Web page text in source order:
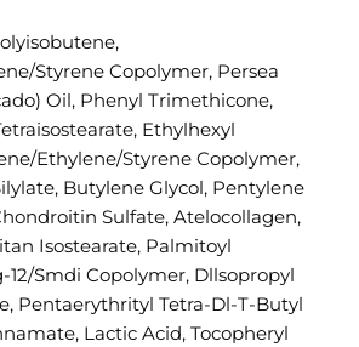
Styrene Copolymer, Persea
Oil, Phenyl Trimethicone,
Ethylhexyl
Ethylene/Styrene Copolymer,
Butylene Glycol, Pentylene
Sulfate, Atelocollagen,
Isostearate, Palmitoyl
12/Smdi Copolymer, Dllsopropyl
Pentaerythrityl Tetra-Dl-T-Butyl
Lactic Acid, Tocopheryl